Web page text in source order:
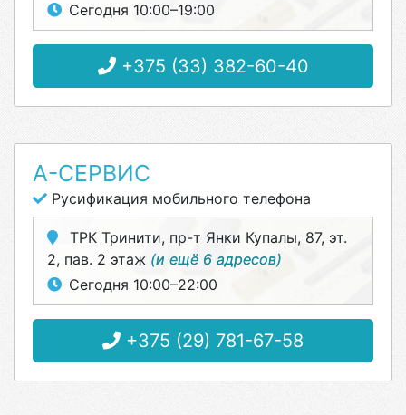
Сегодня 10:00–19:00
+375 (33) 382-60-40
А-СЕРВИС
Русификация мобильного телефона
ТРК Тринити, пр-т Янки Купалы, 87, эт.
2, пав. 2 этаж (и ещё 6 адресов)
Сегодня 10:00–22:00
+375 (29) 781-67-58